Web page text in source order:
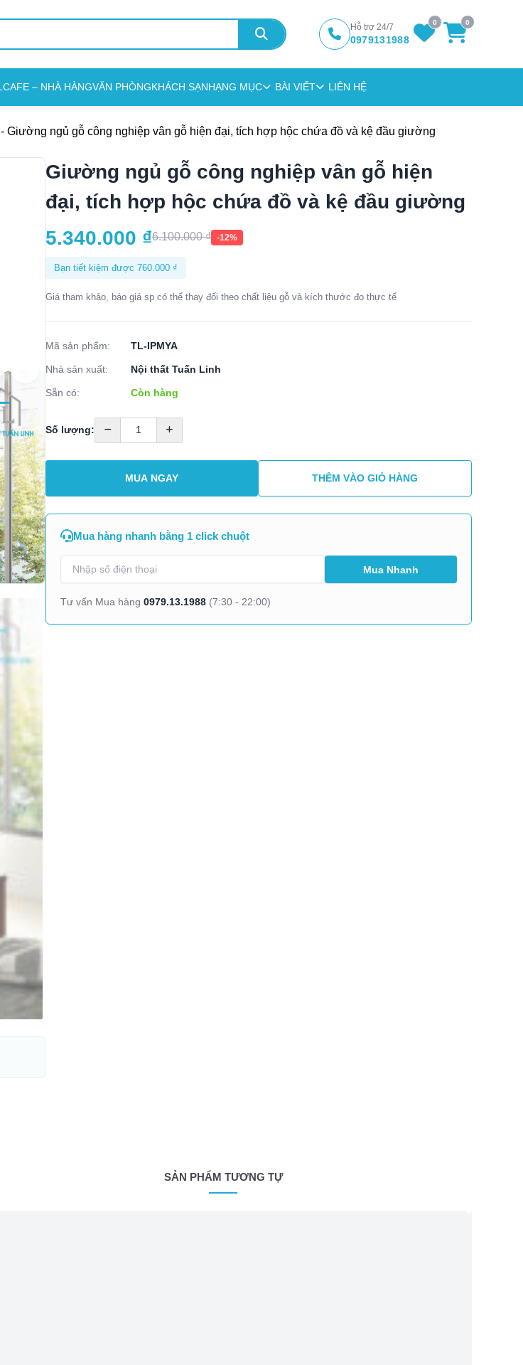
Hỗ trợ 24/7
0979131988
0 0
CAFE – NHÀ HÀNGVĂN PHÒNGKHÁCH SẠNHẠNG MỤC BÀI VIẾT LIÊN HỆ
- Giường ngủ gỗ công nghiệp vân gỗ hiện đại, tích hợp hộc chứa đồ và kệ đầu giường
Giường ngủ gỗ công nghiệp vân gỗ hiện
đại, tích hợp hộc chứa đồ và kệ đầu giường
5.340.000 ₫6.100.000₫ -12%
Bạn tiết kiệm được 760.000 ₫
Giá tham khảo, báo giá sp có thể thay đổi theo chất liệu gỗ và kích thước đo thực tế
Mã sản phẩm: TL-IPMYA
Nhà sản xuất: Nội thất Tuấn Linh
Sẵn có: Còn hàng
Số lượng:
MUA NGAY THÊM VÀO GIỎ HÀNG
Mua hàng nhanh bằng 1 click chuột
Tư vấn Mua hàng 0979.13.1988 (7:30 - 22:00)
SẢN PHẨM TƯƠNG TỰ